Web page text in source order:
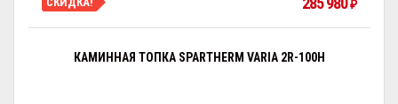
₽
КАМИННАЯ ТОПКА SPARTHERM VARIA 2R-100H